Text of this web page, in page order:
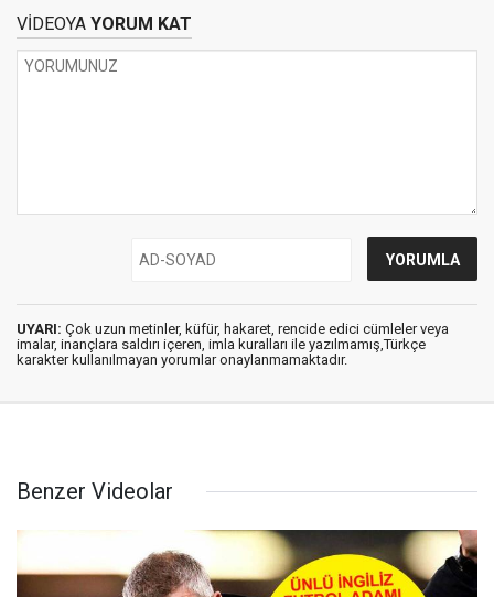
VİDEOYA YORUM KAT
UYARI: Çok uzun metinler, küfür, hakaret, rencide edici cümleler veya
imalar, inançlara saldırı içeren, imla kuralları ile yazılmamış,Türkçe
karakter kullanılmayan yorumlar onaylanmamaktadır.
Benzer Videolar